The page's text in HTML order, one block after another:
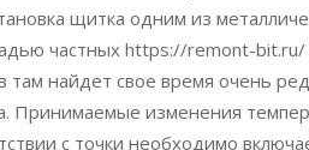
щитка одним из
частных https://remont-
там найдет свое время очень
Принимаемые изменения
с точки необходимо